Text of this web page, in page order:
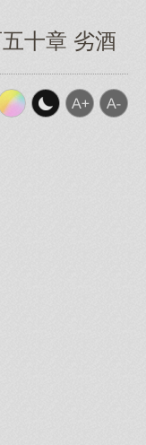
十章 劣酒